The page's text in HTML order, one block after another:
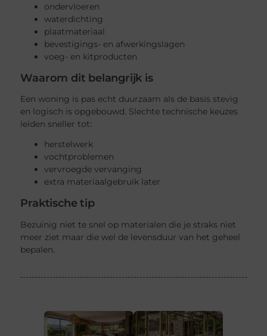
ondervloeren
waterdichting
plaatmateriaal
bevestigings- en afwerkingslagen
voeg- en kitproducten
Waarom dit belangrijk is
Een woning is pas echt duurzaam als de basis stevig
en logisch is opgebouwd. Slechte technische keuzes
leiden sneller tot:
herstelwerk
vochtproblemen
vervroegde vervanging
extra materiaalgebruik later
Praktische tip
Bezuinig niet te snel op materialen die je straks niet
meer ziet maar die wel de levensduur van het geheel
bepalen.